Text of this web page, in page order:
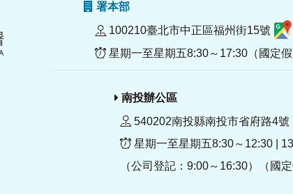
署本部
100210臺北市中正區福州街15號
星期一至星期五8:30～17:30（國定假
南投辦公區
540202南投縣南投市省府路4號
星期一至星期五8:30～12:30 |
（公司登記：9:00～16:30）（國定